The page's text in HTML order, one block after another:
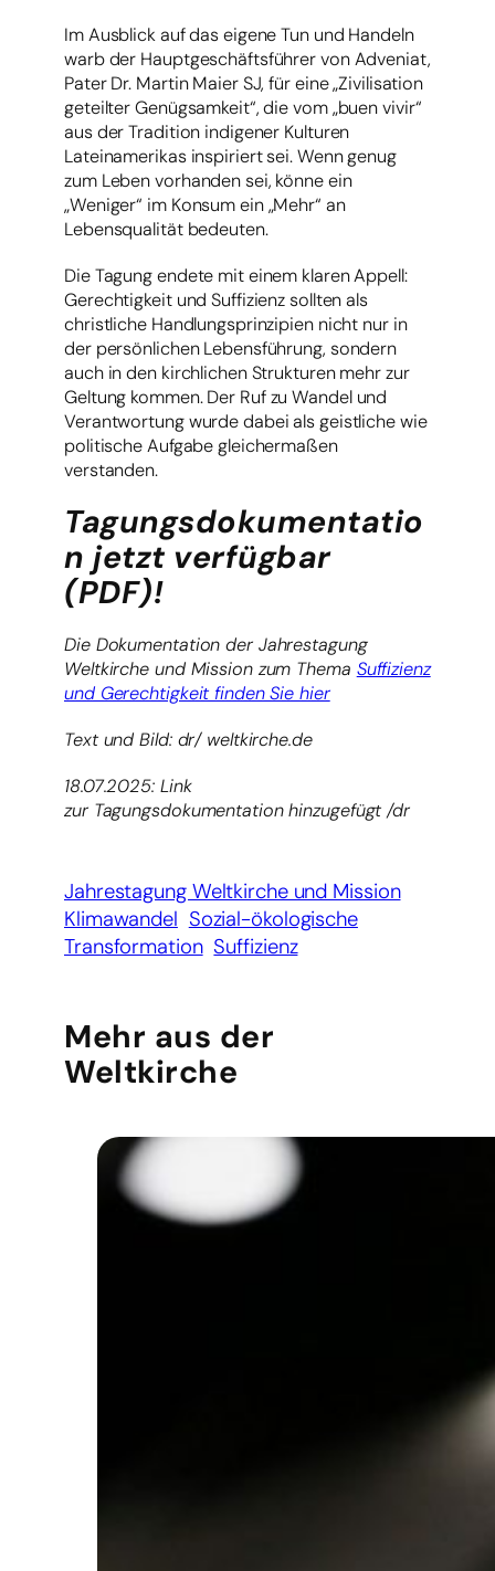
Im Ausblick auf das eigene Tun und Handeln
warb der Hauptgeschäftsführer von Adveniat,
Pater Dr. Martin Maier SJ, für eine „Zivilisation
geteilter Genügsamkeit“, die vom „buen vivir“
aus der Tradition indigener Kulturen
Lateinamerikas inspiriert sei. Wenn genug
zum Leben vorhanden sei, könne ein
„Weniger“ im Konsum ein „Mehr“ an
Lebensqualität bedeuten.
Die Tagung endete mit einem klaren Appell:
Gerechtigkeit und Suffizienz sollten als
christliche Handlungsprinzipien nicht nur in
der persönlichen Lebensführung, sondern
auch in den kirchlichen Strukturen mehr zur
Geltung kommen. Der Ruf zu Wandel und
Verantwortung wurde dabei als geistliche wie
politische Aufgabe gleichermaßen
verstanden.
Tagungsdokumentatio
n jetzt verfügbar
(PDF)!
Die Dokumentation der Jahrestagung
Weltkirche und Mission zum Thema Suffizienz
und Gerechtigkeit finden Sie hier
Text und Bild: dr/ weltkirche.de
18.07.2025: Link
zur Tagungsdokumentation hinzugefügt /dr
Jahrestagung Weltkirche und Mission
Klimawandel Sozial-ökologische
Transformation Suffizienz
Mehr aus der
Weltkirche